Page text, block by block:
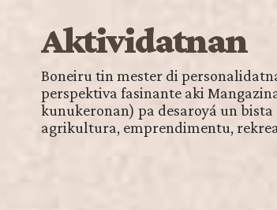
Aktividatnan
Boneiru tin mester di
perspektiva fasinante aki
kunukeronan) pa desaroyá un
agrikultura, emprendimentu,